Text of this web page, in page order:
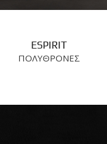
ESPIRIT
ΠΟΛΥΘΡΟΝΕΣ